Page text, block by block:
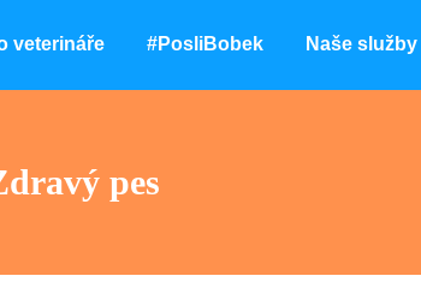
veterináře #PosliBobek Naše služby
pes